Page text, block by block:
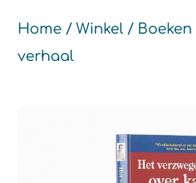
Home /Winkel / Boeken
verhaal